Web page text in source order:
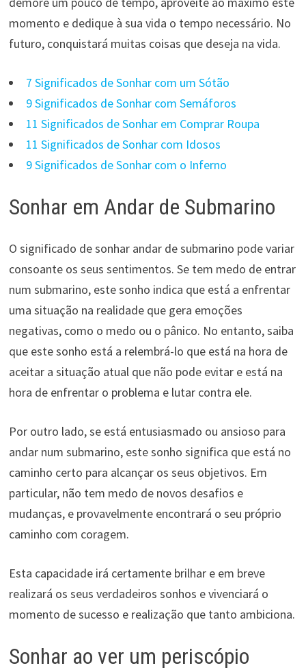
momento e dedique à sua vida o tempo necessário. No
futuro, conquistará muitas coisas que deseja na vida.
7 Significados de Sonhar com um Sótão
9 Significados de Sonhar com Semáforos
11 Significados de Sonhar em Comprar Roupa
11 Significados de Sonhar com Idosos
9 Significados de Sonhar com o Inferno
Sonhar em Andar de Submarino
O significado de sonhar andar de submarino pode variar
consoante os seus sentimentos. Se tem medo de entrar
num submarino, este sonho indica que está a enfrentar
uma situação na realidade que gera emoções
negativas, como o medo ou o pânico. No entanto, saiba
que este sonho está a relembrá-lo que está na hora de
aceitar a situação atual que não pode evitar e está na
hora de enfrentar o problema e lutar contra ele.
Por outro lado, se está entusiasmado ou ansioso para
andar num submarino, este sonho significa que está no
caminho certo para alcançar os seus objetivos. Em
particular, não tem medo de novos desafios e
mudanças, e provavelmente encontrará o seu próprio
caminho com coragem.
Esta capacidade irá certamente brilhar e em breve
realizará os seus verdadeiros sonhos e vivenciará o
momento de sucesso e realização que tanto ambiciona.
Sonhar ao ver um periscópio